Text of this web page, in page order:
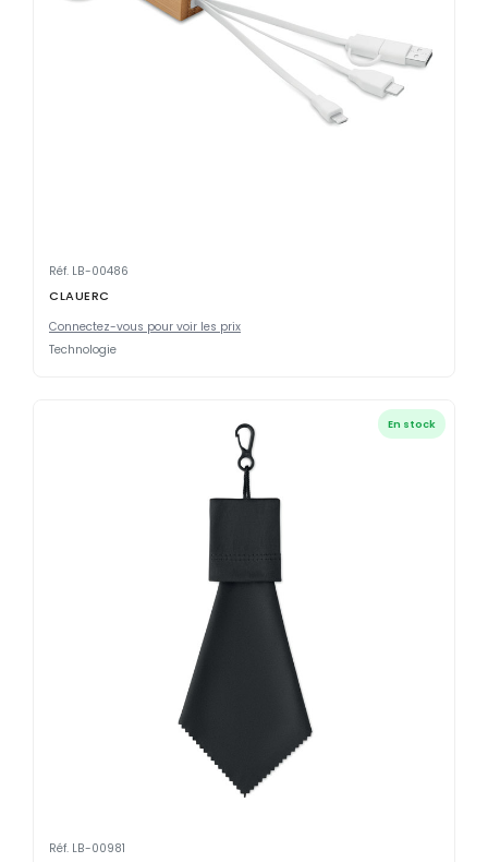
Réf. LB-00486
CLAUERC
Connectez-vous pour voir les prix
Technologie
En stock
Réf. LB-00981